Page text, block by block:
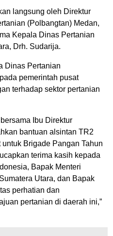
langsung oleh Direktur
(Polbangtan) Medan,
Kepala Dinas Pertanian
Drh. Sudarija.
Dinas Pertanian
pemerintah pusat
terhadap sektor pertanian
Ibu Direktur
bantuan alsintan TR2
Brigade Pangan Tahun
terima kasih kepada
Bapak Menteri
Utara, dan Bapak
perhatian dan
pertanian di daerah ini,”